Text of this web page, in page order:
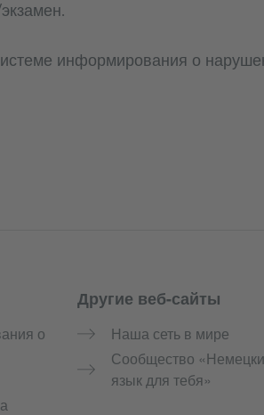
информирования о
о
Другие веб-сайты
Наша сеть в мире
Сообщество
язык для тебя»